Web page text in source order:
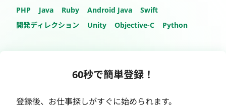
PHP Java Ruby Android Java
Swift
開発ディレクション
Unity Objective-C Python
60秒で簡単登録！
登録後、お仕事探しがすぐに始められます。